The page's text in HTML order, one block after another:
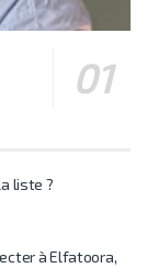
liste ?
à Elfatoora,